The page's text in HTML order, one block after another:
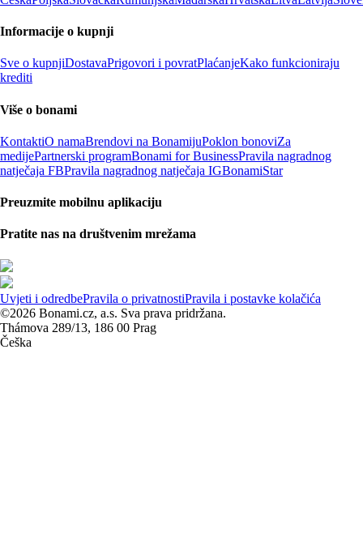
Informacije o kupnji
Sve o kupnjiDostavaPrigovori i povratPlaćanjeKako funkcioniraju
krediti
Više o bonami
KontaktiO namaBrendovi na BonamijuPoklon bonoviZa
medijePartnerski programBonami for BusinessPravila nagradnog
natječaja FBPravila nagradnog natječaja IGBonamiStar
Preuzmite mobilnu aplikaciju
Pratite nas na društvenim mrežama
Uvjeti i odredbePravila o privatnostiPravila i postavke kolačića
©2026 Bonami.cz, a.s. Sva prava pridržana.
Thámova 289/13, 186 00 Prag
Češka